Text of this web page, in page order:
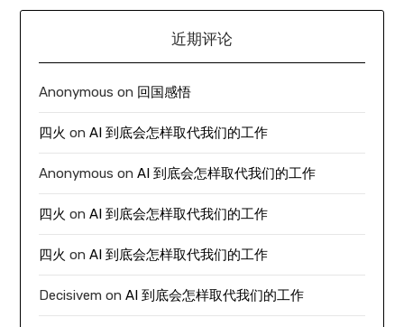
近期评论
Anonymous on 回国感悟
四火 onAI 到底会怎样取代我们的工作
Anonymous onAI 到底会怎样取代我们的工作
四火 onAI 到底会怎样取代我们的工作
四火 onAI 到底会怎样取代我们的工作
Decisivem onAI 到底会怎样取代我们的工作